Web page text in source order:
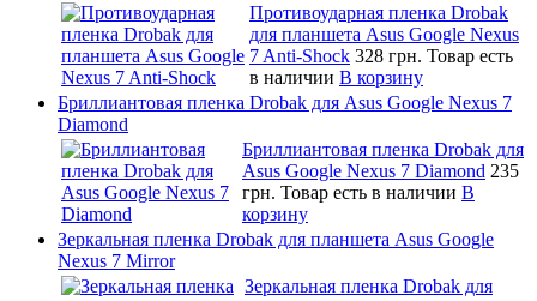
Противоударная пленка Drobak
для планшета Asus Google Nexus
7 Anti-Shock 328 грн. Товар есть
в наличии В корзину
Бриллиантовая пленка Drobak для Asus Google Nexus 7
Diamond
Бриллиантовая пленка Drobak для
Asus Google Nexus 7 Diamond 235
грн. Товар есть в наличии В
корзину
Зеркальная пленка Drobak для планшета Asus Google
Nexus 7 Mirror
Зеркальная пленка Drobak для